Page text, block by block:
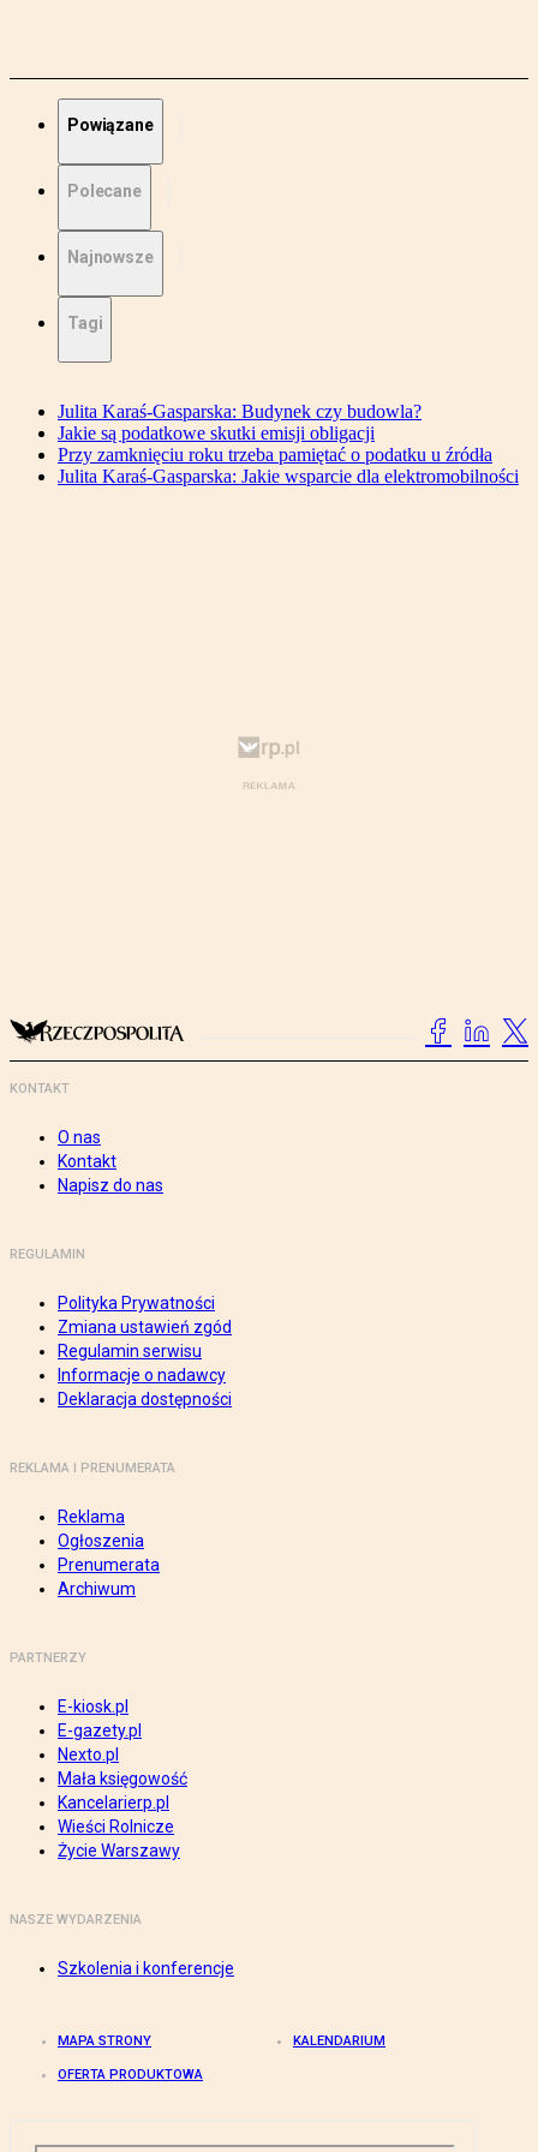
Powiązane
Polecane
Najnowsze
Tagi
Julita Karaś-Gasparska: Budynek czy budowla?
Jakie są podatkowe skutki emisji obligacji
Przy zamknięciu roku trzeba pamiętać o podatku u źródła
Julita Karaś-Gasparska: Jakie wsparcie dla elektromobilności
KONTAKT
O nas
Kontakt
Napisz do nas
REGULAMIN
Polityka Prywatności
Zmiana ustawień zgód
Regulamin serwisu
Informacje o nadawcy
Deklaracja dostępności
REKLAMA I PRENUMERATA
Reklama
Ogłoszenia
Prenumerata
Archiwum
PARTNERZY
E-kiosk.pl
E-gazety.pl
Nexto.pl
Mała księgowość
Kancelarierp.pl
Wieści Rolnicze
Życie Warszawy
NASZE WYDARZENIA
Szkolenia i konferencje
MAPA STRONY KALENDARIUM
OFERTA PRODUKTOWA